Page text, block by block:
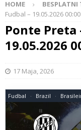
HOME BESPLATNI
Fudbal – 19.05.2026 00:00
Ponte Preta
19.05.2026
17 Maja, 2026
Fudbal Brazil